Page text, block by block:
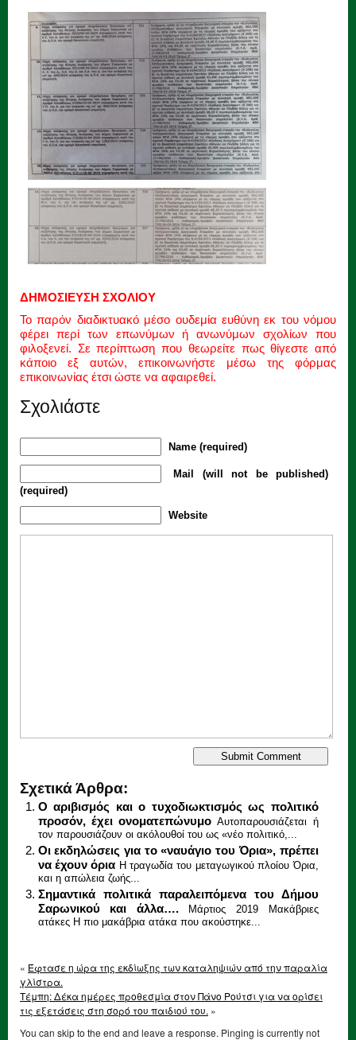
ΔΗΜΟΣΙΕΥΣΗ ΣΧΟΛΙΟΥ
Το παρόν διαδικτυακό μέσο ουδεμία ευθύνη εκ του νόμου
φέρει περί των επωνύμων ή ανωνύμων σχολίων που
φιλοξενεί. Σε περίπτωση που θεωρείτε πως θίγεστε από
κάποιο εξ αυτών, επικοινωνήστε μέσω της φόρμας
επικοινωνίας έτσι ώστε να αφαιρεθεί.
Σχολιάστε
Name (required)
Mail (will not be published)
(required)
Website
Σχετικά Άρθρα:
Ο αριβισμός και ο τυχοδιωκτισμός ως πολιτικό
προσόν, έχει ονοματεπώνυμο Αυτοπαρουσιάζεται ή
τον παρουσιάζουν οι ακόλουθοί του ως «νέο πολιτικό,...
Οι εκδηλώσεις για το «ναυάγιο του Όρια», πρέπει
να έχουν όρια Η τραγωδία του μεταγωγικού πλοίου Όρια,
και η απώλεια ζωής...
Σημαντικά πολιτικά παραλειπόμενα του Δήμου
Σαρωνικού και άλλα….
Μάρτιος 2019 Μακάβριες
ατάκες Η πιο μακάβρια ατάκα που ακούστηκε...
« Έφτασε η ώρα της εκδίωξης των καταληψιών από την παραλία
γλίστρα.
Τέμπη: Δέκα ημέρες προθεσμία στον Πάνο Ρούτσι για να ορίσει
τις εξετάσεις στη σορό του παιδιού του. »
You can skip to the end and leave a response. Pinging is currently not